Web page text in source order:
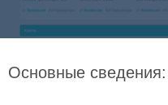
Основные сведения: